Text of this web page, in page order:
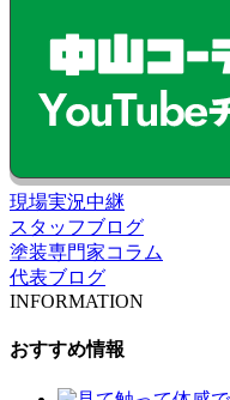
現場実況中継
スタッフブログ
塗装専門家コラム
代表ブログ
INFORMATION
おすすめ情報